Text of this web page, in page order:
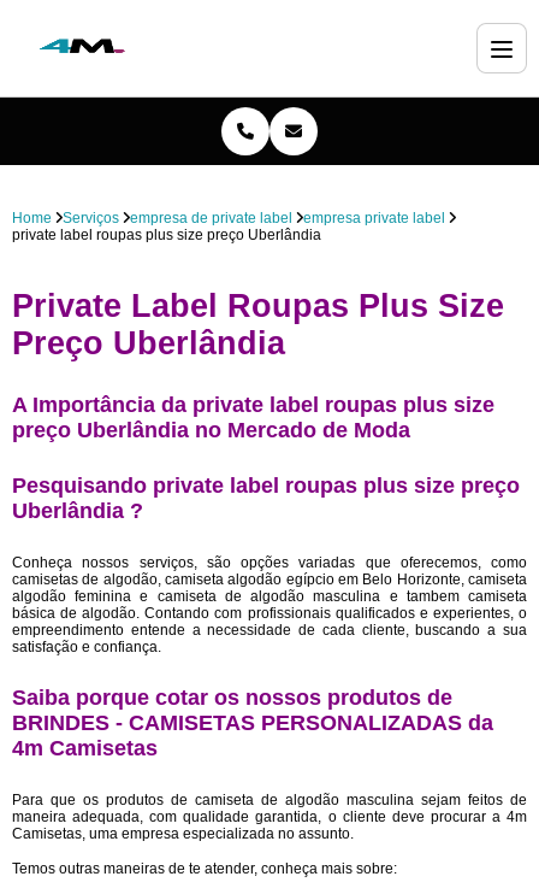
Home Serviços empresa de private label
empresa private label
private label roupas plus size preço Uberlândia
Private Label Roupas Plus Size
Preço Uberlândia
A Importância da private label roupas plus size
preço Uberlândia no Mercado de Moda
Pesquisando private label roupas plus size preço
Uberlândia ?
Conheça nossos serviços, são opções variadas que oferecemos, como
camisetas de algodão, camiseta algodão egípcio em Belo Horizonte, camiseta
algodão feminina e camiseta de algodão masculina e tambem camiseta
básica de algodão. Contando com profissionais qualificados e experientes, o
empreendimento entende a necessidade de cada cliente, buscando a sua
satisfação e confiança.
Saiba porque cotar os nossos produtos de
BRINDES - CAMISETAS PERSONALIZADAS da
4m Camisetas
Para que os produtos de camiseta de algodão masculina sejam feitos de
maneira adequada, com qualidade garantida, o cliente deve procurar a 4m
Camisetas, uma empresa especializada no assunto.
Temos outras maneiras de te atender, conheça mais sobre: